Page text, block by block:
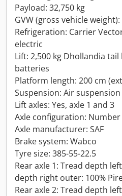
Payload: 32,750 kg
GVW (gross vehicle weight):
Refrigeration: Carrier
electric
Lift: 2,500 kg Dhollandia
batteries
Platform length: 200 cm
Suspension: Air suspension
Lift axles: Yes, axle 1 and 3
Axle configuration: Number
Axle manufacturer: SAF
Brake system: Wabco
Tyre size: 385-55-22.5
Rear axle 1: Tread depth
depth right outer: 100%
Rear axle 2: Tread depth